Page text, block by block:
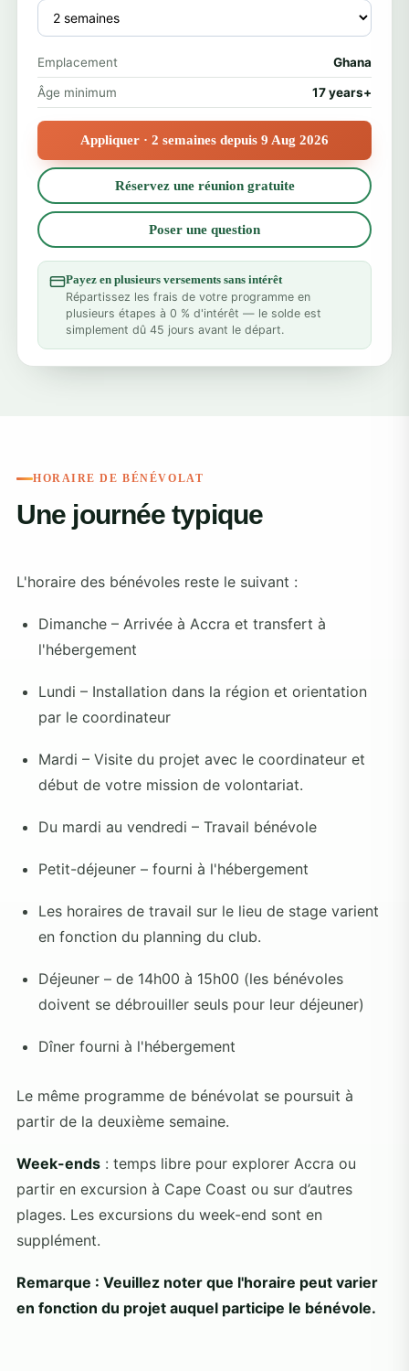
Emplacement Ghana
Âge minimum 17 years+
Appliquer · 2 semaines depuis 9 Aug 2026
Réservez une réunion gratuite
Poser une question
Payez en plusieurs versements sans intérêt
Répartissez les frais de votre programme en
plusieurs étapes à 0 % d'intérêt — le solde est
simplement dû 45 jours avant le départ.
HORAIRE DE BÉNÉVOLAT
Une journée typique
L'horaire des bénévoles reste le suivant :
Dimanche – Arrivée à Accra et transfert à
l'hébergement
Lundi – Installation dans la région et orientation
par le coordinateur
Mardi – Visite du projet avec le coordinateur et
début de votre mission de volontariat.
Du mardi au vendredi – Travail bénévole
Petit-déjeuner – fourni à l'hébergement
Les horaires de travail sur le lieu de stage varient
en fonction du planning du club.
Déjeuner – de 14h00 à 15h00 (les bénévoles
doivent se débrouiller seuls pour leur déjeuner)
Dîner fourni à l'hébergement
Le même programme de bénévolat se poursuit à
partir de la deuxième semaine.
Week-ends : temps libre pour explorer Accra ou
partir en excursion à Cape Coast ou sur d’autres
plages. Les excursions du week-end sont en
supplément.
Remarque : Veuillez noter que l'horaire peut varier
en fonction du projet auquel participe le bénévole.